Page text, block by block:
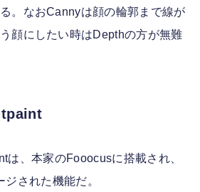
。なおCannyは顔の輪郭まで線が
顔にしたい時はDepthの方が無難
は、本家のFooocusに搭載され、
された機能だ。